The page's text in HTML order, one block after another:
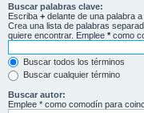
Buscar palabras clave:
Escriba + delante de una palabra
Crea una lista de palabras
quiere encontrar. Emplee * como
Buscar todos los términos
Buscar cualquier término
Buscar autor:
Emplee * como comodín para